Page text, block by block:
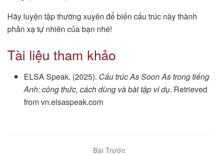
Hãy luyện tập thường xuyên để biến cấu trúc này thành
phản xạ tự nhiên của bạn nhé!
Tài liệu tham khảo
ELSA Speak. (2025). Cấu trúc As Soon As trong tiếng
Anh: công thức, cách dùng và bài tập ví dụ. Retrieved
from vn.elsaspeak.com
Bài Trước